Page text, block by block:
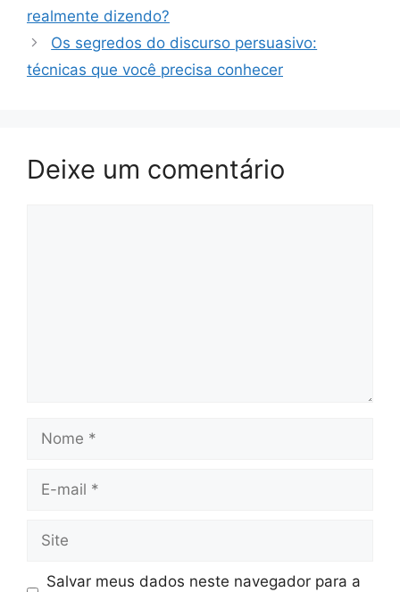
realmente dizendo?
Os segredos do discurso persuasivo:
técnicas que você precisa conhecer
Deixe um comentário
Nome
Site
Salvar meus dados neste navegador para a